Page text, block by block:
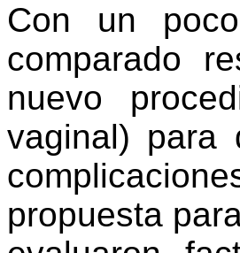
Con un
comparado
nuevo
vaginal) para
propuesta